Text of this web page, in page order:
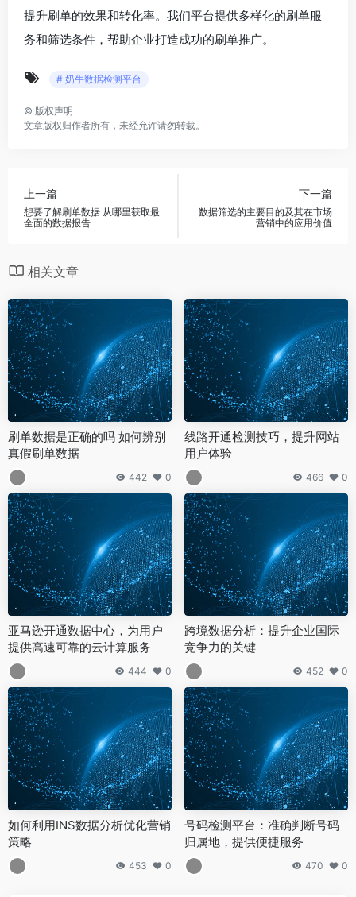
提升刷单的效果和转化率。我们平台提供多样化的刷单服
务和筛选条件，帮助企业打造成功的刷单推广。
# 奶牛数据检测平台
© 版权声明
文章版权归作者所有，未经允许请勿转载。
上一篇
想要了解刷单数据 从哪里获取最
全面的数据报告
下一篇
数据筛选的主要目的及其在市场
营销中的应用价值
相关文章
刷单数据是正确的吗 如何辨别
真假刷单数据
442 0
线路开通检测技巧，提升网站
用户体验
466 0
亚马逊开通数据中心，为用户
提供高速可靠的云计算服务
444 0
跨境数据分析：提升企业国际
竞争力的关键
452 0
如何利用INS数据分析优化营销
策略
453 0
号码检测平台：准确判断号码
归属地，提供便捷服务
470 0